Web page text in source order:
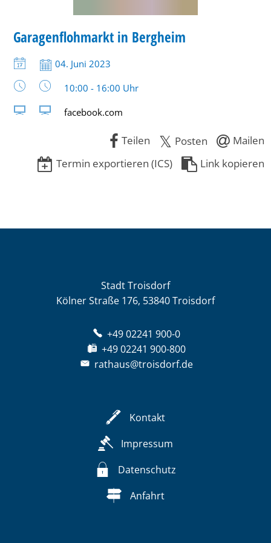
KATEGORIE: MARKT
Garagenflohmarkt in Bergheim
Datum:
04. Juni 2023
Uhrzeit:
10:00 - 16:00 Uhr
facebook.com
Teilen Posten
Mailen
Termin exportieren (ICS)
Link kopieren
Stadt Troisdorf
Kölner Straße 176, 53840 Troisdorf
+49 02241 900-0
+49 02241 900-800
rathaus@troisdorf.de
Kontakt
Impressum
Datenschutz
Anfahrt